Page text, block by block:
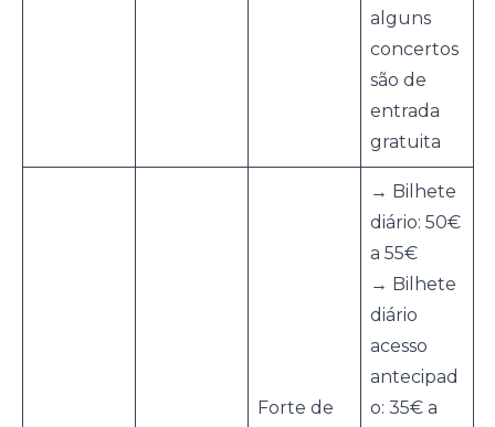
alguns
concertos
são de
entrada
gratuita
Forte de
→ Bilhete
diário: 50€
a 55€
→ Bilhete
diário
acesso
antecipad
o: 35€ a